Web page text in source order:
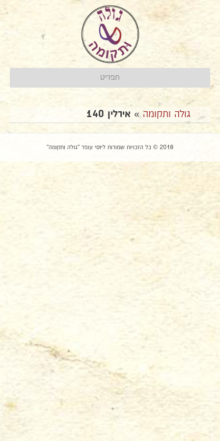
תפריט
גולה ותקומה » אירלין 140
2018 © כל הזכויות שמורות ליוסי עופר "גולה ותקומה"